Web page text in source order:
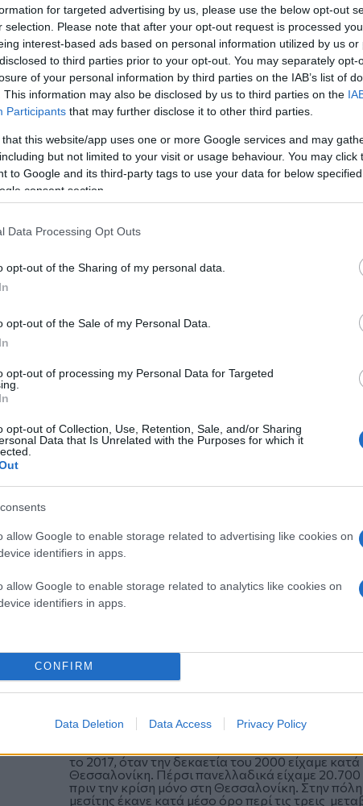
for targeted advertising by us, please use the below opt-out
selection. Please note that after your opt-out request is processed
interest-based ads based on personal information utilized by us or
to third parties prior to your opt-out. You may separately opt-
of your personal information by third parties on the IAB’s list of
This information may also be disclosed by us to third parties on the
Participants that may further disclose it to other third parties.
that this website/app uses one or more Google services and may
but not limited to your visit or usage behaviour. You may click
to Google and its third-party tags to use your data for below
consent section.
Data Processing Opt Outs
opt-out of the Sharing of my personal data.
opt-out of the Sale of my Personal Data.
opt-out of processing my Personal Data for Targeted
opt-out of Collection, Use, Retention, Sale, and/or Sharing
Data that Is Unrelated with the Purposes for which it
allow Google to enable storage related to advertising like cookies on
identifiers in apps.
allow Google to enable storage related to analytics like cookies on
identifiers in apps.
CONFIRM
Data Deletion Data Access Privacy Policy
Με βάση τις δηλωμένες τιμές στο μητρώο το
οικοπέδων απέδωσαν 129,5 εκατ. ευρώ εκ των
Καλαμαριάς, από 5,4 εκατ. ευρώ σε Νεάπολη-
Κορδελιό και Θέρμη.
Στο δήμο Θεσσαλονίκης η πλειονότητα των
μεταβιβάσεις που έγιναν, οι 300 ήταν μεταξύ
482 μεταξύ 10.000 και 30.000 ευρώ, μόλις τρία
Αυτά που πωλήθηκαν σε πολύ χαμηλές τιμές
διαμερισμάτων που πωλήθηκαν ήταν
ακίνητα), 134 της δεκαετίας του ’80 και 138
διαμερίσματα κατασκευάστηκαν την τελευταία
χρονολογούνται από τις δεκαετίες του ’20 και
Τελείωσαν τα φθηνά ακίνητα
«Δεν υπάρχει λόγος για πανηγυρισμούς»
Γεωργάκος της Georgakos Properties και
το 2017, όταν την δεκαετία του 2000 είχαμε
Θεσσαλονίκη. Πέρσι πανελλαδικά είχαμε
πριν την κρίση μόνο στη Θεσσαλονίκη. Στην
μεσίτης έκανε κατά μέσο όρο περί τις τρεις